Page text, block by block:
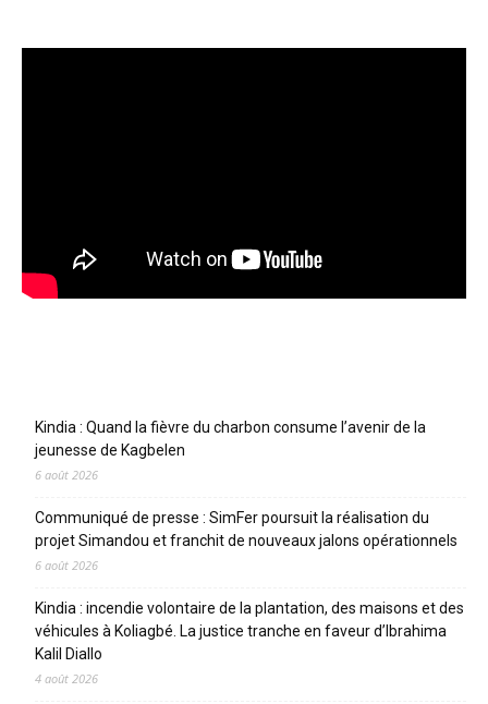
Kindia : Quand la fièvre du charbon consume l’avenir de la
jeunesse de Kagbelen
6 août 2026
Communiqué de presse : SimFer poursuit la réalisation du
projet Simandou et franchit de nouveaux jalons opérationnels
6 août 2026
Kindia : incendie volontaire de la plantation, des maisons et des
véhicules à Koliagbé. La justice tranche en faveur d’Ibrahima
Kalil Diallo
4 août 2026